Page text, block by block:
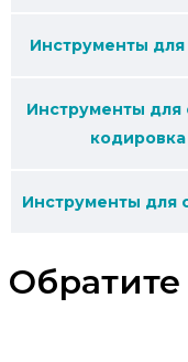
Инструменты
Инструменты для
кодировка
Инструменты для